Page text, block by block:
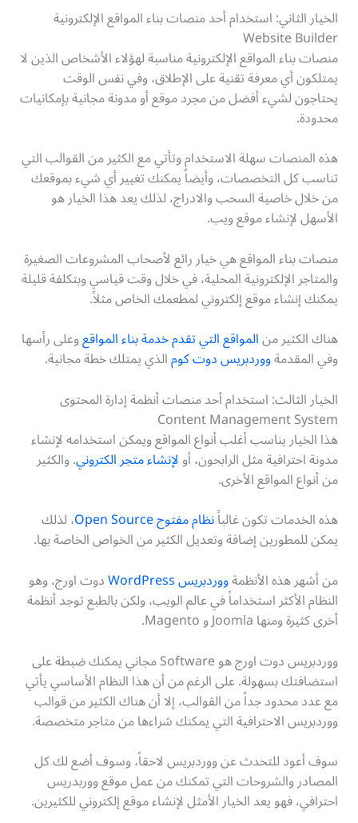
الخيار الثاني: استخدام أحد منصات بناء المواقع الإلكترونية
Website Builder
منصات بناء المواقع الإلكترونية مناسبة لهؤلاء الأشخاص الذين لا
يمتلكون أي معرفة تقنية على الإطلاق، وفي نفس الوقت
يحتاجون لشيء أفضل من مجرد موقع أو مدونة مجانية بإمكانيات
محدودة.
هذه المنصات سهلة الاستخدام وتأتي مع الكثير من القوالب التي
تناسب كل التخصصات، وأيضاً يمكنك تغيير أي شيء بموقعك
من خلال خاصية السحب والادراج، لذلك يعد هذا الخيار هو
الأسهل لإنشاء موقع ويب.
منصات بناء المواقع هي خيار رائع لأصحاب المشروعات الصغيرة
والمتاجر الإلكترونية المحلية، في خلال وقت قياسي وبتكلفة قليلة
يمكنك إنشاء موقع إلكتروني لمطعمك الخاص مثلاً.
هناك الكثير منالمواقع التي تقدم خدمة بناء المواقعوعلى رأسها
وفي المقدمةووردبريس دوت كومالذي يمتلك خطة مجانية.
الخيار الثالث: استخدام أحد منصات أنظمة إدارة المحتوى
Content Management System
هذا الخيار يناسب أغلب أنواع المواقع ويمكن استخدامه لإنشاء
مدونة احترافية مثل الرابحون، أولإنشاء متجر الكتروني. والكثير
من أنواع المواقع الأخرى.
هذه الخدمات تكون غالباًنظام مفتوح Open Source ، لذلك
يمكن للمطورين إضافة وتعديل الكثير من الخواص الخاصة بها.
من أشهر هذه الأنظمةووردبريس WordPress دوت اورج، وهو
النظام الأكثر استخداماً في عالم الويب، ولكن بالطبع توجد أنظمة
أخرى كثيرة ومنها Joomla و Magento.
ووردبريس دوت اورج هو Software مجاني يمكنك ضبطة على
استضافتك بسهولة. على الرغم من أن هذا النظام الأساسي يأتي
مع عدد محدود جداً من القوالب، إلا أن هناك الكثير من قوالب
ووردبريس الاحترافية التي يمكنك شراءها من متاجر متخصصة.
سوف أعود للتحدث عن ووردبريس لاحقاً، وسوف أضع لك كل
المصادر والشروحات التي تمكنك من عمل موقع ووربدريس
احترافي، فهو يعد الخيار الأمثل لإنشاء موقع إلكتروني للكثيرين.